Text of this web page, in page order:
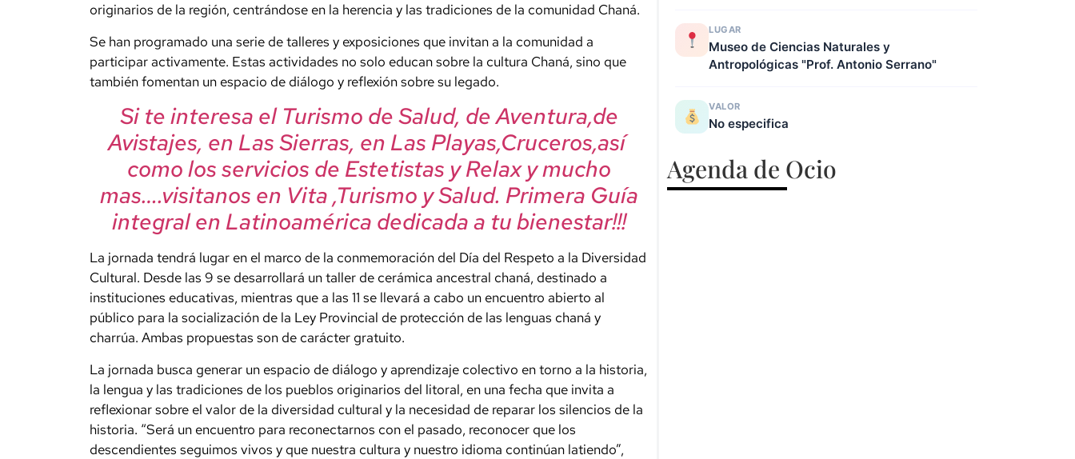
originarios de la región, centrándose en la herencia y las tradiciones de la comunidad Chaná.
Se han programado una serie de talleres y exposiciones que invitan a la comunidad a
participar activamente. Estas actividades no solo educan sobre la cultura Chaná, sino que
también fomentan un espacio de diálogo y reflexión sobre su legado.
Si te interesa el Turismo de Salud, de Aventura,de
Avistajes, en Las Sierras, en Las Playas,Cruceros,así
como los servicios de Estetistas y Relax y mucho
mas….visitanos en Vita ,Turismo y Salud. Primera Guía
integral en Latinoamérica dedicada a tu bienestar!!!
La jornada tendrá lugar en el marco de la conmemoración del Día del Respeto a la Diversidad
Cultural. Desde las 9 se desarrollará un taller de cerámica ancestral chaná, destinado a
instituciones educativas, mientras que a las 11 se llevará a cabo un encuentro abierto al
público para la socialización de la Ley Provincial de protección de las lenguas chaná y
charrúa. Ambas propuestas son de carácter gratuito.
La jornada busca generar un espacio de diálogo y aprendizaje colectivo en torno a la historia,
la lengua y las tradiciones de los pueblos originarios del litoral, en una fecha que invita a
reflexionar sobre el valor de la diversidad cultural y la necesidad de reparar los silencios de la
historia. “Será un encuentro para reconectarnos con el pasado, reconocer que los
descendientes seguimos vivos y que nuestra cultura y nuestro idioma continúan latiendo”,
LUGAR
Museo de Ciencias Naturales y
Antropológicas "Prof. Antonio Serrano"
VALOR
No especifica
Agenda de Ocio